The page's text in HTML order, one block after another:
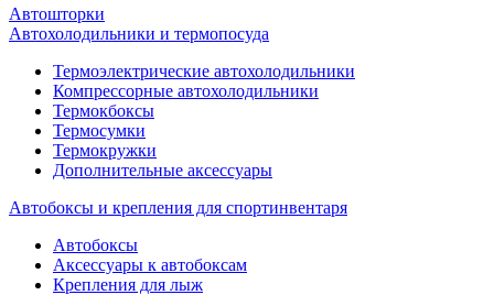
Автошторки
Автохолодильники и термопосуда
Термоэлектрические автохолодильники
Компрессорные автохолодильники
Термокбоксы
Термосумки
Термокружки
Дополнительные аксессуары
Автобоксы и крепления для спортинвентаря
Автобоксы
Аксессуары к автобоксам
Крепления для лыж